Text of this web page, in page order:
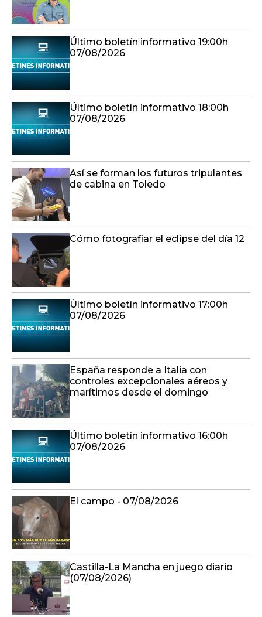
Último boletín informativo 19:00h
07/08/2026
Último boletín informativo 18:00h
07/08/2026
Así se forman los futuros tripulantes
de cabina en Toledo
Cómo fotografiar el eclipse del día 12
Último boletín informativo 17:00h
07/08/2026
España responde a Italia con
controles excepcionales aéreos y
marítimos desde el domingo
Último boletín informativo 16:00h
07/08/2026
El campo - 07/08/2026
Castilla-La Mancha en juego diario
(07/08/2026)